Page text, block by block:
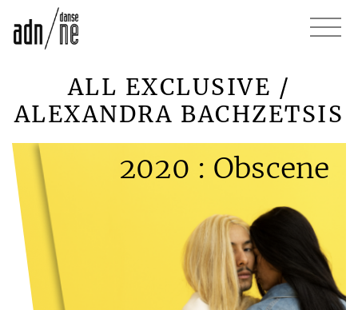
ALL EXCLUSIVE /
ALEXANDRA BACHZETSIS
2020 : Obscene